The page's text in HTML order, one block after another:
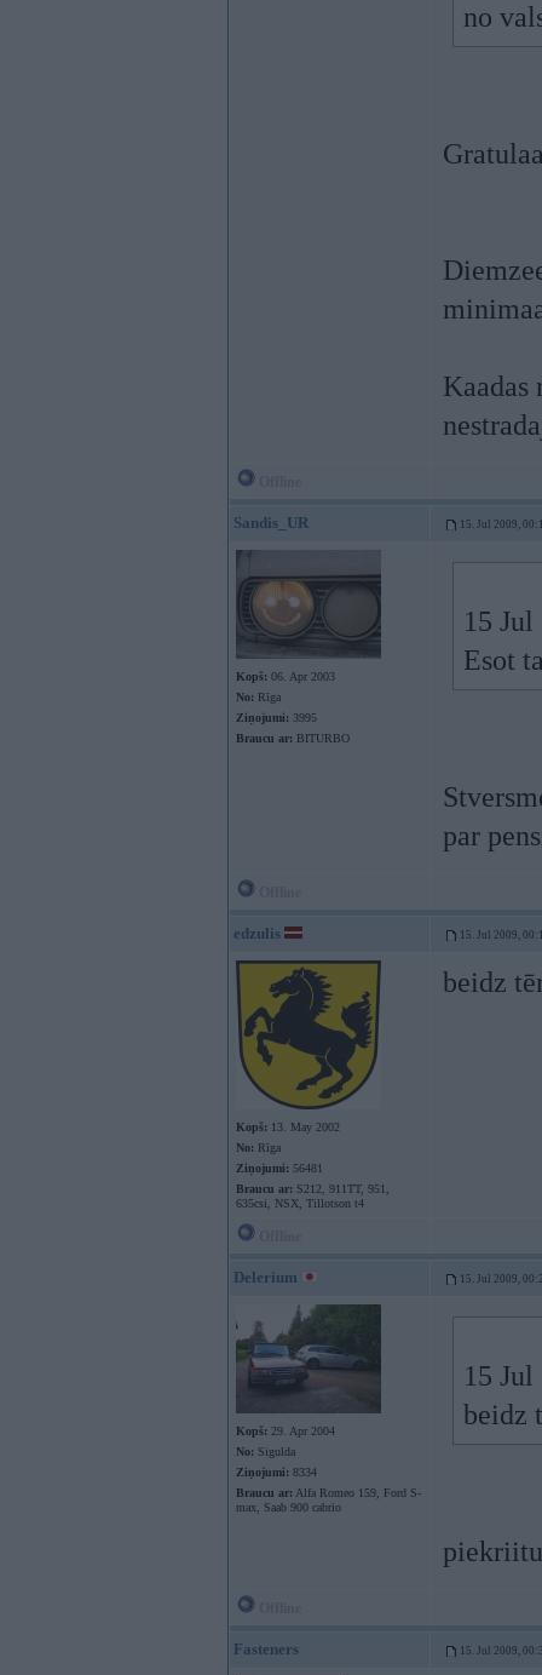
no
Sandis_UR 15. Jul 2009,
Kopš: 06. Apr 2003
No: Rīga
Ziņojumi: 3995
Braucu ar: BITURBO
15
Esot
par
edzulis 15. Jul 2009,
Kopš: 13. May 2002
No: Rīga
Ziņojumi: 56481
Braucu ar: S212, 911TT, 951,
635csi, NSX, Tillotson t4
beidz
Delerium 15. Jul 2009,
Kopš: 29. Apr 2004
No: Sigulda
Ziņojumi: 8334
Braucu ar: Alfa Romeo 159, Ford S-
max, Saab 900 cabrio
15
beidz
Fasteners 15. Jul 2009,